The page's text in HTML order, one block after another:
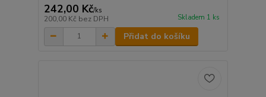
242,00 Kč/ks
200,00 Kč bez DPH Skladem 1 ks
Přidat do košíku